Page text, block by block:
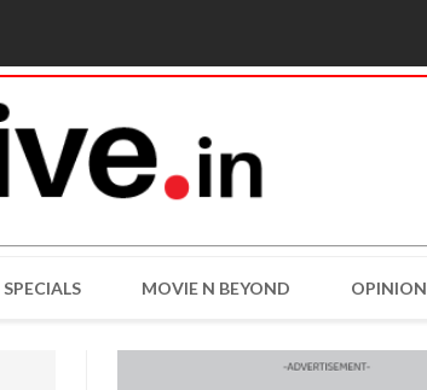
SPECIALS MOVIE N BEYOND OPINION